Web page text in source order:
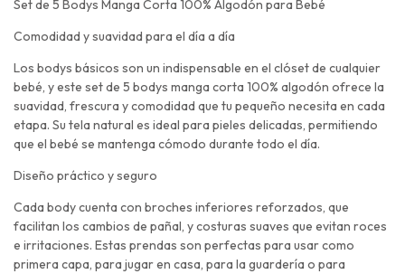
Set de 5 Bodys Manga Corta 100% Algodón para Bebé
Comodidad y suavidad para el día a día
Los bodys básicos son un indispensable en el clóset de cualquier
bebé, y este set de 5 bodys manga corta 100% algodón ofrece la
suavidad, frescura y comodidad que tu pequeño necesita en cada
etapa. Su tela natural es ideal para pieles delicadas, permitiendo
que el bebé se mantenga cómodo durante todo el día.
Diseño práctico y seguro
Cada body cuenta con broches inferiores reforzados, que
facilitan los cambios de pañal, y costuras suaves que evitan roces
e irritaciones. Estas prendas son perfectas para usar como
primera capa, para jugar en casa, para la guardería o para